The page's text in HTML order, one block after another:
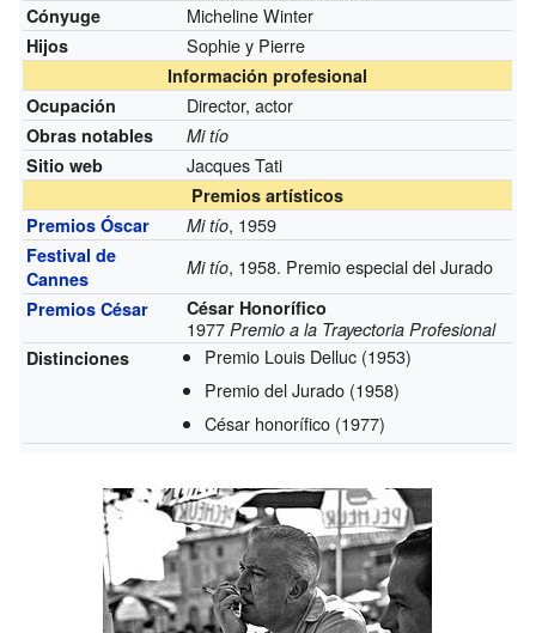
Cónyuge Micheline Winter
Hijos Sophie y Pierre
Información profesional
Ocupación
Director, actor
Obras notables
Mi tío
Sitio web
Jacques Tati
Premios artísticos
Premios Óscar
Mi tío, 1959
Festival de
Cannes
Mi tío, 1958. Premio especial del Jurado
Premios César César Honorífico
1977Premio a la Trayectoria Profesional
Distinciones
Premio Louis Delluc (1953)
Premio del Jurado (1958)
César honorífico (1977)